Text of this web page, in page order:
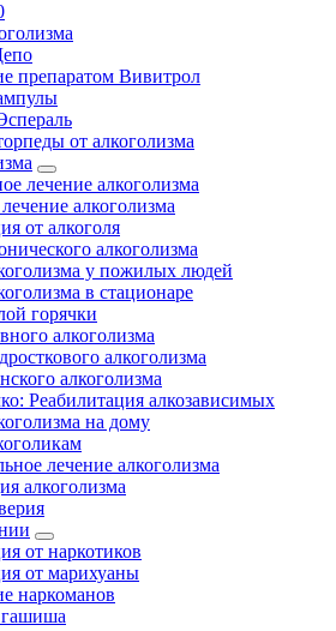
препаратом Вивитрол
от алкоголизма
лечение алкоголизма
алкоголизма
от алкоголя
алкоголизма
у пожилых людей
в стационаре
горячки
алкоголизма
алкоголизма
алкоголизма
Реабилитация алкозависимых
на дому
лечение алкоголизма
алкоголизма
от наркотиков
от марихуаны
наркоманов
гашиша